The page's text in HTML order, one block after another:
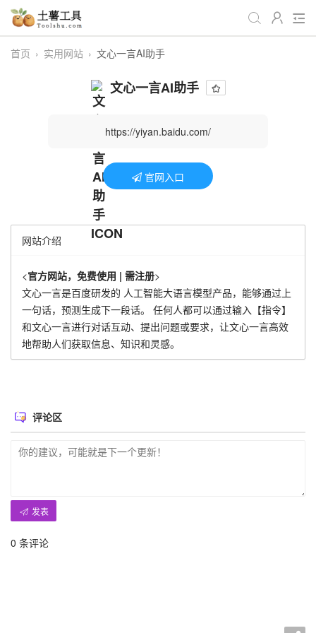
视频处理 音频处理
编程开发
趣味休闲
首页 › 实用网站 › 文心一言AI助手
文心一言AI助手
https://yiyan.baidu.com/
官网入口
网站介绍
<官方网站，免费使用 | 需注册>
文心一言是百度研发的 人工智能大语言模型产品，能够通过上
一句话，预测生成下一段话。 任何人都可以通过输入【指令】
和文心一言进行对话互动、提出问题或要求，让文心一言高效
地帮助人们获取信息、知识和灵感。
评论区
发表
0 条评论